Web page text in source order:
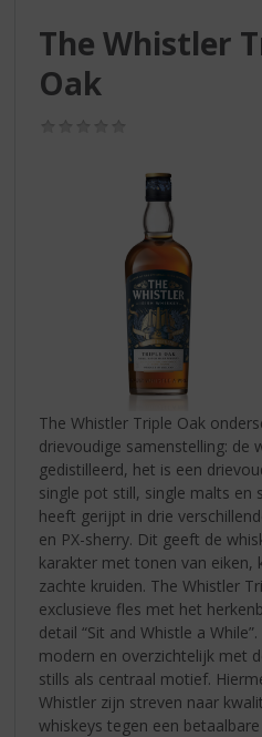
The Whistler
Oak
The Whistler Triple Oak
drievoudige samenstelling: de
gedistilleerd, het is een
single pot still, single malts en
heeft gerijpt in drie
en PX-sherry. Dit geeft de
karakter met tonen van eiken,
zachte kruiden. The Whistler
exclusieve fles met het
detail “Sit and Whistle a
modern en overzichtelijk met
stills als centraal motief.
Whistler zijn streven naar
whiskeys tegen een